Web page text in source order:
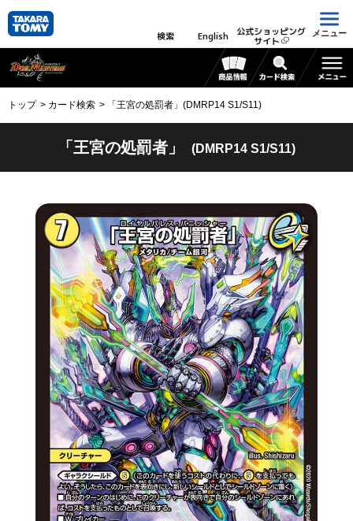
検索 English 公式ショッピング
サイト
メニュー
トップ カード検索 「王宮の処罰者」(DMRP14 S1/S11)
「王宮の処罰者」 (DMRP14 S1/S11)